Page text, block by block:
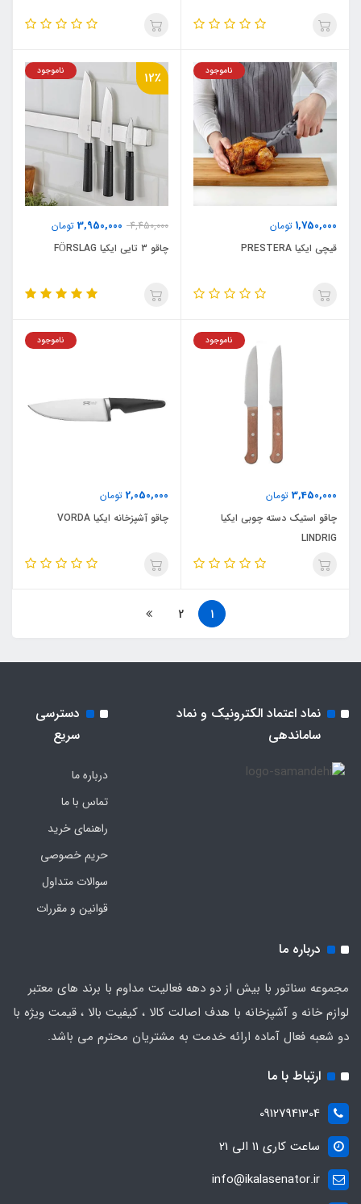
1,750,000 تومان
ناموجود
قیچی ایکیا PRESTERA
12٪
4,450,000
3,950,000 تومان
ناموجود
چاقو 3 تایی ایکیا FÖRSLAG
3,450,000 تومان
ناموجود
چاقو استیک دسته چوبی ایکیا
LINDRIG
2,050,000 تومان
ناموجود
چاقو آشپزخانه ایکیا VORDA
1
2
نماد اعتماد الکترونیک و نماد
ساماندهی
دسترسی
سریع
درباره ما
تماس با ما
راهنمای خرید
حریم خصوصی
سوالات متداول
قوانین و مقررات
درباره ما
مجموعه سناتور با بیش از دو دهه فعالیت مداوم با برند های معتبر
لوازم خانه و آشپزخانه با هدف اصالت کالا ، کیفیت بالا ، قیمت ویژه با
دو شعبه فعال آماده ارائه خدمت به مشتریان محترم می باشد.
ارتباط با ما
09127941304
ساعت کاری 11 الی 21
info@ikalasenator.ir